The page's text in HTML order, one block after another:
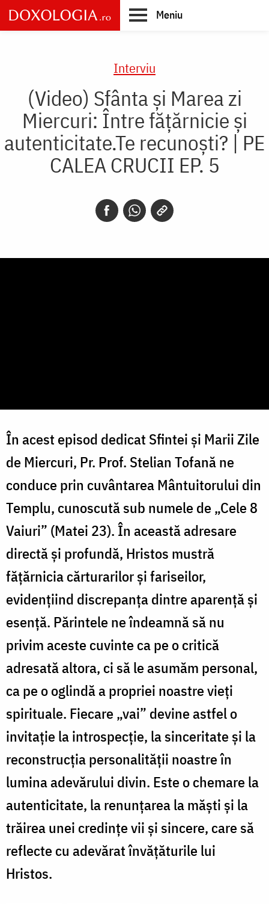
Skip
to
main
Meniu
Interviu
(Video) Sfânta și Marea zi
Miercuri: Între fățărnicie și
autenticitate.Te recunoști? | PE
CALEA CRUCII EP. 5
În acest episod dedicat Sfintei și Marii Zile
de Miercuri, Pr. Prof. Stelian Tofană ne
conduce prin cuvântarea Mântuitorului din
Templu, cunoscută sub numele de „Cele 8
Vaiuri” (Matei 23). În această adresare
directă și profundă, Hristos mustră
fățărnicia cărturarilor și fariseilor,
evidențiind discrepanța dintre aparență și
esență. Părintele ne îndeamnă să nu
privim aceste cuvinte ca pe o critică
adresată altora, ci să le asumăm personal,
ca pe o oglindă a propriei noastre vieți
spirituale. Fiecare „vai” devine astfel o
invitație la introspecție, la sinceritate și la
reconstrucția personalității noastre în
lumina adevărului divin. Este o chemare la
autenticitate, la renunțarea la măști și la
trăirea unei credințe vii și sincere, care să
reflecte cu adevărat învățăturile lui
Hristos.